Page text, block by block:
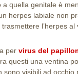
quella genitale è
herpes labiale non
l’herpes al
per virus del
questi una ventina
sono visibili ad occhio